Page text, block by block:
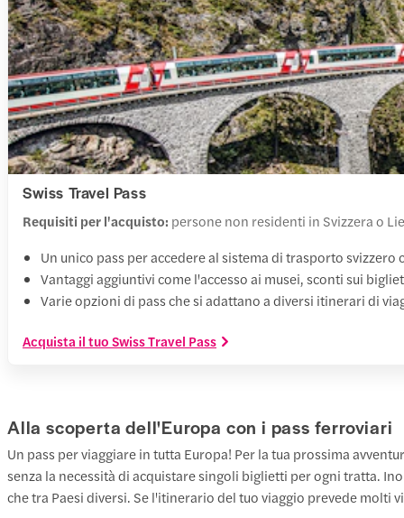
Swiss Travel Pass
Requisiti per l'acquisto: persone non residenti in Svizzera o
Un unico pass per accedere al sistema di trasporto
Vantaggi aggiuntivi come l'accesso ai musei, sconti sui
Varie opzioni di pass che si adattano a diversi itinerari di
Acquista il tuo Swiss Travel Pass
Alla scoperta dell'Europa con i pass ferroviari
Un pass per viaggiare in tutta Europa! Per la tua prossima
senza la necessità di acquistare singoli biglietti per ogni tratta.
che tra Paesi diversi. Se l'itinerario del tuo viaggio prevede molti